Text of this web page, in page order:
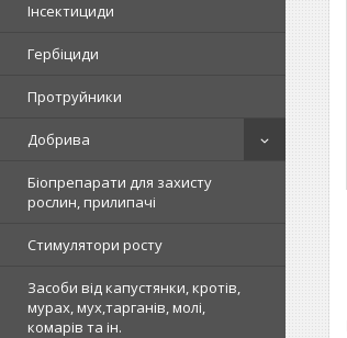
Інсектициди
Гербіциди
Протруйники
Добрива
Біопрепарати для захисту
рослин, прилипачі
Стимулятори росту
Засоби від капустянки, кротів,
мурах, мух,тарганів, молі,
комарів та ін.